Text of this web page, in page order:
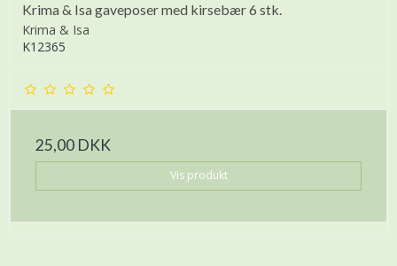
Krima & Isa gaveposer med kirsebær 6 stk.
Krima & Isa
K12365
25,00 DKK
Vis produkt